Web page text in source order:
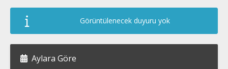
Görüntülenecek duyuru yok
Aylara Göre